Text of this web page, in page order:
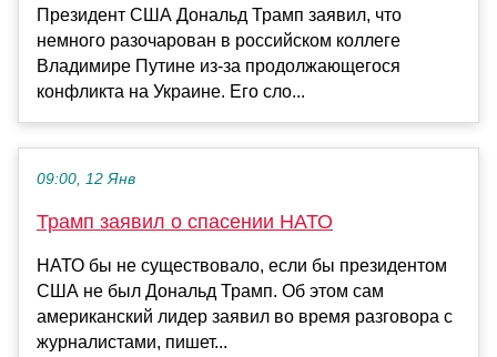
Президент США Дональд Трамп заявил, что
немного разочарован в российском коллеге
Владимире Путине из-за продолжающегося
конфликта на Украине. Его сло...
09:00, 12 Янв
Трамп заявил о спасении НАТО
НАТО бы не существовало, если бы президентом
США не был Дональд Трамп. Об этом сам
американский лидер заявил во время разговора с
журналистами, пишет...